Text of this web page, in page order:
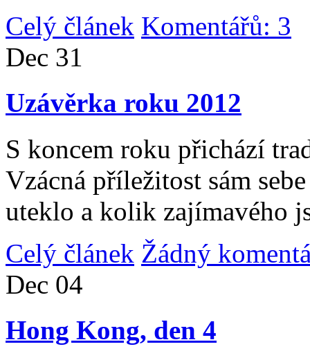
Celý článek Komentářů: 3
Dec 31
Uzávěrka roku 2012
S koncem roku přichází
Vzácná příležitost sám
uteklo a kolik zajímavého
Celý článek Žádný
Dec 04
Hong Kong, den 4